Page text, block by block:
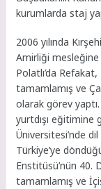
kurumlarda staj
2006 yılında
Amirliği mesleğine
Polatlı’da Refakat,
tamamlamış ve
olarak görev yaptı.
yurtdışı eğitimine
Üniversitesi’nde
Türkiye’ye
Enstitüsü’nün 40.
tamamlamış ve